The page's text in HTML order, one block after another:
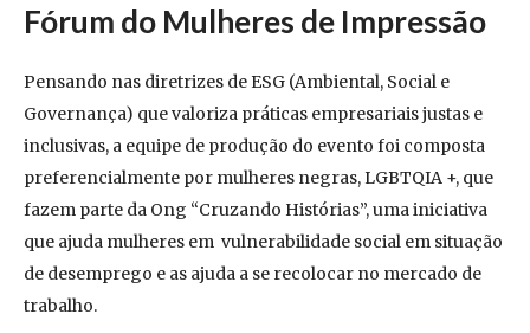
Fórum do Mulheres de Impressão
Pensando nas diretrizes de ESG (Ambiental, Social e
Governança) que valoriza práticas empresariais justas e
inclusivas, a equipe de produção do evento foi composta
preferencialmente por mulheres negras, LGBTQIA +, que
fazem parte da Ong “Cruzando Histórias”, uma iniciativa
que ajuda mulheres em vulnerabilidade social em situação
de desemprego e as ajuda a se recolocar no mercado de
trabalho.